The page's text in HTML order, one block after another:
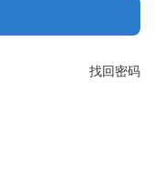
找回密码